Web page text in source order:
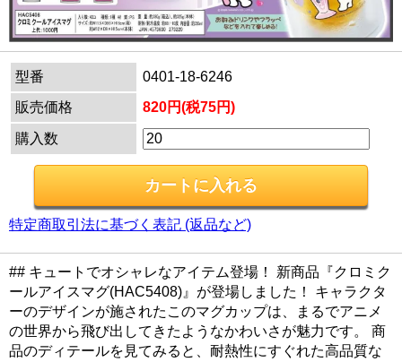
型番
0401-18-6246
販売価格
820円(税75円)
購入数
特定商取引法に基づく表記 (返品など)
## キュートでオシャレなアイテム登場！ 新商品『クロミク
ールアイスマグ(HAC5408)』が登場しました！ キャラクタ
ーのデザインが施されたこのマグカップは、まるでアニメ
の世界から飛び出してきたようなかわいさが魅力です。 商
品のディテールを見てみると、耐熱性にすぐれた高品質な